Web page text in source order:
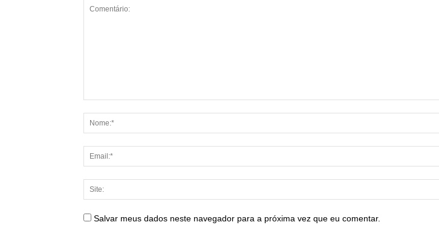
Salvar meus dados neste navegador para a próxima vez que eu comentar.